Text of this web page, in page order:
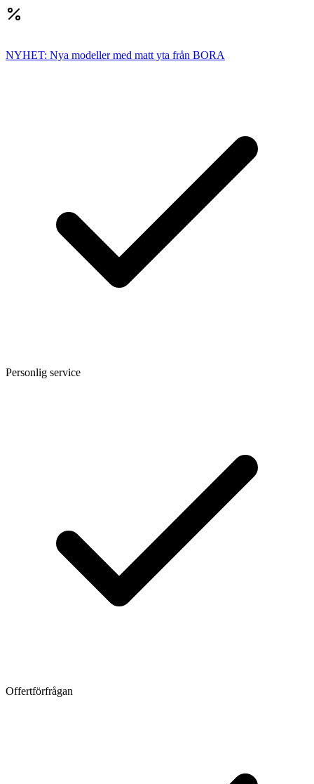
NYHET: Nya modeller med matt yta från BORA
Personlig service
Offertförfrågan